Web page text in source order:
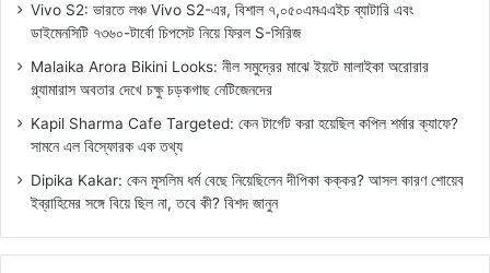
Vivo S2: ভারতে লঞ্চ Vivo S2-এর, বিশাল ৭,০৫০এমএএইচ ব্যাটারি এবং
ডাইমেনসিটি ৭৩৬০-টার্বো চিপসেট নিয়ে ফিরল S-সিরিজ
Malaika Arora Bikini Looks: নীল সমুদ্রের মাঝে ইয়টে মালাইকা অরোরার
গ্ল্যামারাস অবতার দেখে চক্ষু চড়কগাছ নেটিজেনদের
Kapil Sharma Cafe Targeted: কেন টার্গেট করা হয়েছিল কপিল শর্মার ক্যাফে?
সামনে এল বিস্ফোরক এক তথ্য
Dipika Kakar: কেন মুসলিম ধর্ম বেছে নিয়েছিলেন দীপিকা কক্কর? আসল কারণ শোয়েব
ইব্রাহিমের সঙ্গে বিয়ে ছিল না, তবে কী? বিশদ জানুন